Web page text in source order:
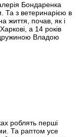
Бондаренка
Та з ветеринарією в
життя, почав, як і
а 14 років
Владою
роблять перші
Та раптом усе